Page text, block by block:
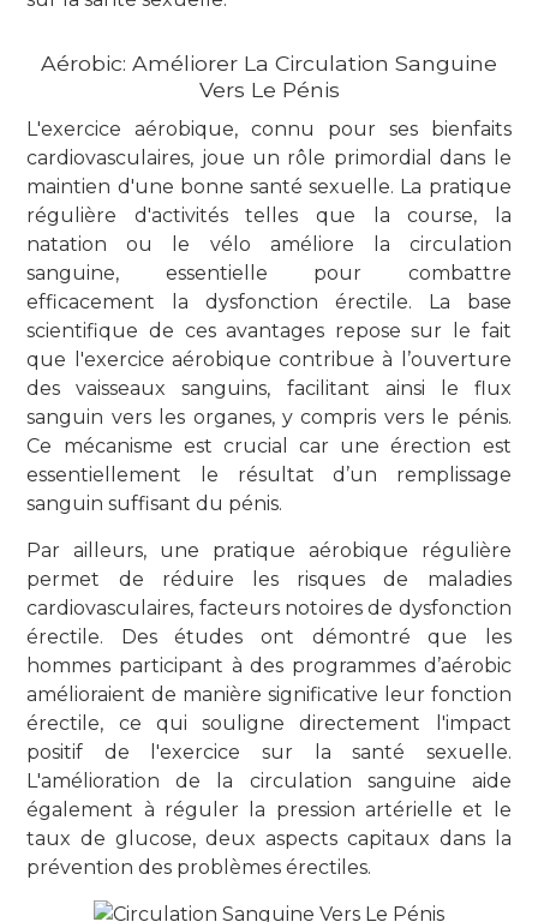
Aérobic: Améliorer La Circulation Sanguine
Vers Le Pénis
L'exercice aérobique, connu pour ses bienfaits
cardiovasculaires, joue un rôle primordial dans le
maintien d'une bonne santé sexuelle. La pratique
régulière d'activités telles que la course, la
natation ou le vélo améliore la circulation
sanguine, essentielle pour combattre
efficacement la dysfonction érectile. La base
scientifique de ces avantages repose sur le fait
que l'exercice aérobique contribue à l’ouverture
des vaisseaux sanguins, facilitant ainsi le flux
sanguin vers les organes, y compris vers le pénis.
Ce mécanisme est crucial car une érection est
essentiellement le résultat d’un remplissage
sanguin suffisant du pénis.
Par ailleurs, une pratique aérobique régulière
permet de réduire les risques de maladies
cardiovasculaires, facteurs notoires de dysfonction
érectile. Des études ont démontré que les
hommes participant à des programmes d’aérobic
amélioraient de manière significative leur fonction
érectile, ce qui souligne directement l'impact
positif de l'exercice sur la santé sexuelle.
L'amélioration de la circulation sanguine aide
également à réguler la pression artérielle et le
taux de glucose, deux aspects capitaux dans la
prévention des problèmes érectiles.